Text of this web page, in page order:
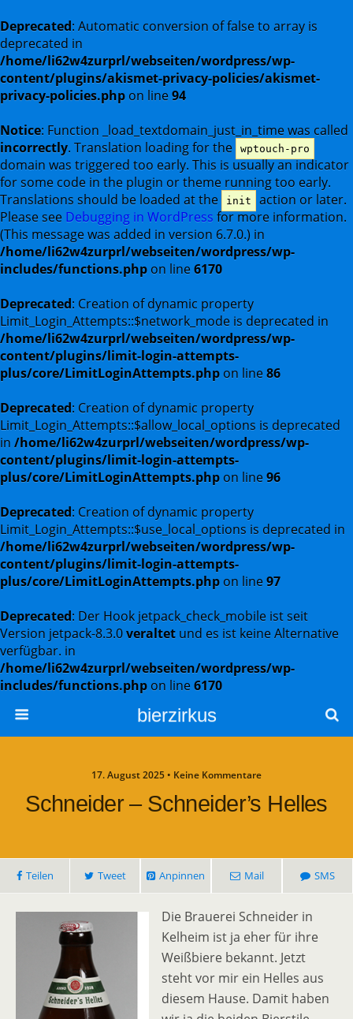
Deprecated: Automatic conversion of false to array is
deprecated in
/home/li62w4zurprl/webseiten/wordpress/wp-
content/plugins/akismet-privacy-policies/akismet-
privacy-policies.php on line94
Notice: Function _load_textdomain_just_in_time was called
incorrectly. Translation loading for the wptouch-pro
domain was triggered too early. This is usually an indicator
for some code in the plugin or theme running too early.
Translations should be loaded at the
init
action or later.
Please see Debugging in WordPress for more information.
(This message was added in version 6.7.0.) in
/home/li62w4zurprl/webseiten/wordpress/wp-
includes/functions.php on line6170
Deprecated: Creation of dynamic property
Limit_Login_Attempts::$network_mode is deprecated in
/home/li62w4zurprl/webseiten/wordpress/wp-
content/plugins/limit-login-attempts-
plus/core/LimitLoginAttempts.php on line86
Deprecated: Creation of dynamic property
Limit_Login_Attempts::$allow_local_options is deprecated
in /home/li62w4zurprl/webseiten/wordpress/wp-
content/plugins/limit-login-attempts-
plus/core/LimitLoginAttempts.php on line96
Deprecated: Creation of dynamic property
Limit_Login_Attempts::$use_local_options is deprecated in
/home/li62w4zurprl/webseiten/wordpress/wp-
content/plugins/limit-login-attempts-
plus/core/LimitLoginAttempts.php on line97
Deprecated: Der Hook jetpack_check_mobile ist seit
Version jetpack-8.3.0veraltet und es ist keine Alternative
verfügbar. in
/home/li62w4zurprl/webseiten/wordpress/wp-
includes/functions.php on line6170
bierzirkus
17. August 2025 • Keine Kommentare
Schneider – Schneider’s Helles
Teilen Tweet Anpinnen Mail SMS
Die Brauerei Schneider in
Kelheim ist ja eher für ihre
Weißbiere bekannt. Jetzt
steht vor mir ein Helles aus
diesem Hause. Damit haben